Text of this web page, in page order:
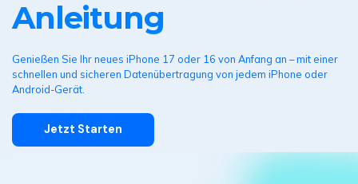
Suchen
Anleitung
Genießen Sie Ihr neues iPhone 17 oder 16 von Anfang an – mit einer
schnellen und sicheren Datenübertragung von jedem iPhone oder
Android-Gerät.
Jetzt Starten